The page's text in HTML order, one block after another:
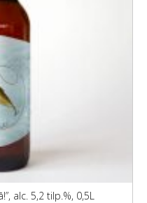
alc. 5,2 tilp.%, 0,5L